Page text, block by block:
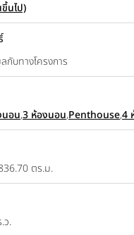
นไป)
กับทางโครงการ
นอน,3 ห้องนอน,Penthouse,4
ตร.ม.
ว.